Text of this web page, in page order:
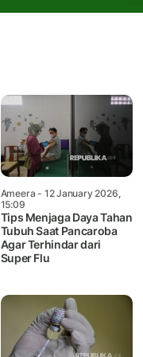
Ameera - 12 January 2026,
15:09
Tips Menjaga Daya Tahan
Tubuh Saat Pancaroba
Agar Terhindar dari
Super Flu